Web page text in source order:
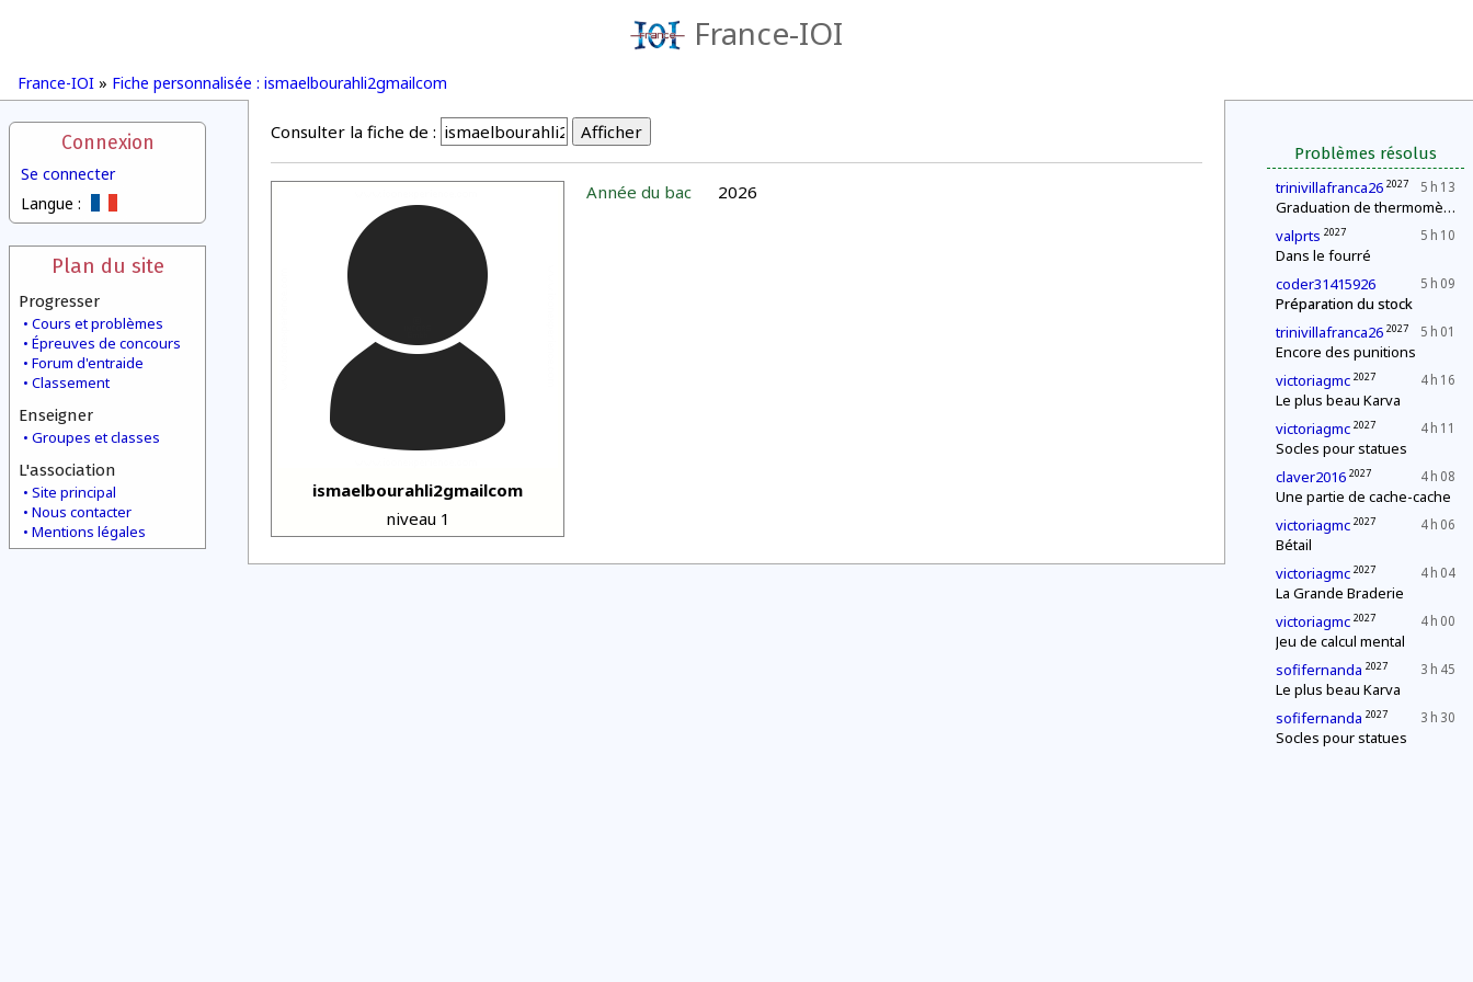
France-IOI
France-IOI » Fiche personnalisée : ismaelbourahli2gmailcom
Connexion
Se connecter
Langue :
Plan du site
Progresser
Cours et problèmes
Épreuves de concours
Forum d'entraide
Classement
Enseigner
Groupes et classes
L'association
Site principal
Nous contacter
Mentions légales
Problèmes résolus
5 h 13
trinivillafranca26 2027
Graduation de thermomètres
5 h 10
valprts 2027
Dans le fourré
5 h 09
coder31415926
Préparation du stock
5 h 01
trinivillafranca26 2027
Encore des punitions
4 h 16
victoriagmc 2027
Le plus beau Karva
4 h 11
victoriagmc 2027
Socles pour statues
4 h 08
claver2016 2027
Une partie de cache-cache
4 h 06
victoriagmc 2027
Bétail
4 h 04
victoriagmc 2027
La Grande Braderie
4 h 00
victoriagmc 2027
Jeu de calcul mental
3 h 45
sofifernanda 2027
Le plus beau Karva
3 h 30
sofifernanda 2027
Socles pour statues
Consulter la fiche de :
ismaelbourahli2gmailcom
niveau 1
Année du bac 2026